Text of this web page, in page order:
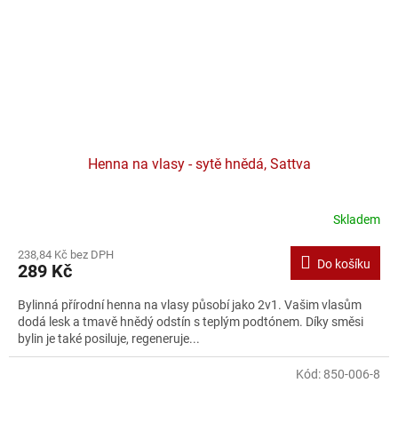
Henna na vlasy - sytě hnědá, Sattva
Skladem
238,84 Kč bez DPH
289 Kč Do košíku
Bylinná přírodní henna na vlasy působí jako 2v1. Vašim vlasům
dodá lesk a tmavě hnědý odstín s teplým podtónem. Díky směsi
bylin je také posiluje, regeneruje...
Kód: 850-006-8